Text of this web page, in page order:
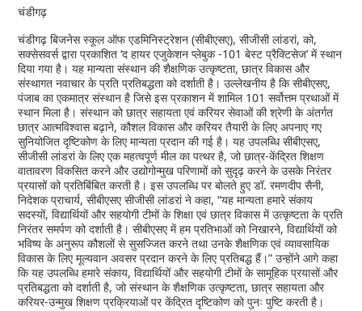
चंडीगढ़
चंडीगढ़ बिजनेस स्कूल ऑफ एडमिनिस्ट्रेशन (सीबीएसए), सीजीसी लांडरां, को,
सक्सेसवर्स द्वारा प्रकाशित ‘द हायर एजुकेशन प्लेबुक -101 बेस्ट प्रैक्टिसेज’ में स्थान
दिया गया है। यह मान्यता संस्थान की शैक्षणिक उत्कृष्टता, छात्र विकास और
संस्थागत नवाचार के प्रति प्रतिबद्धता को दर्शाती है। उल्लेखनीय है कि सीबीएसए,
पंजाब का एकमात्र संस्थान है जिसे इस प्रकाशन में शामिल 101 सर्वोत्तम प्रथाओं में
स्थान मिला है। संस्थान को छात्र सहायता एवं करियर सेवाओं की श्रेणी के अंतर्गत
छात्र आत्मविश्वास बढ़ाने, कौशल विकास और करियर तैयारी के लिए अपनाए गए
सुनियोजित दृष्टिकोण के लिए मान्यता प्रदान की गई है। यह उपलब्धि सीबीएसए,
सीजीसी लांडरां के लिए एक महत्वपूर्ण मील का पत्थर है, जो छात्र-केंद्रित शिक्षण
वातावरण विकसित करने और उद्योगोन्मुख परिणामों को सुदृढ़ करने के उसके निरंतर
प्रयासों को प्रतिबिंबित करती है। इस उपलब्धि पर बोलते हुए डॉ. रमणदीप सैनी,
निदेशक प्राचार्य, सीबीएसए सीजीसी लांडरां ने कहा, “यह मान्यता हमारे संकाय
सदस्यों, विद्यार्थियों और सहयोगी टीमों के शिक्षा एवं छात्र विकास में उत्कृष्टता के प्रति
निरंतर समर्पण को दर्शाती है। सीबीएसए में हम प्रतिभाओं को निखारने, विद्यार्थियों को
भविष्य के अनुरूप कौशलों से सुसज्जित करने तथा उनके शैक्षणिक एवं व्यावसायिक
विकास के लिए मूल्यवान अवसर प्रदान करने के लिए प्रतिबद्ध हैं।” उन्होंने आगे कहा
कि यह उपलब्धि हमारे संकाय, विद्यार्थियों और सहयोगी टीमों के सामूहिक प्रयासों और
प्रतिबद्धता को दर्शाती है, जो संस्थान के शैक्षणिक उत्कृष्टता, छात्र सहायता और
करियर-उन्मुख शिक्षण प्रक्रियाओं पर केंद्रित दृष्टिकोण को पुनः पुष्टि करती है।